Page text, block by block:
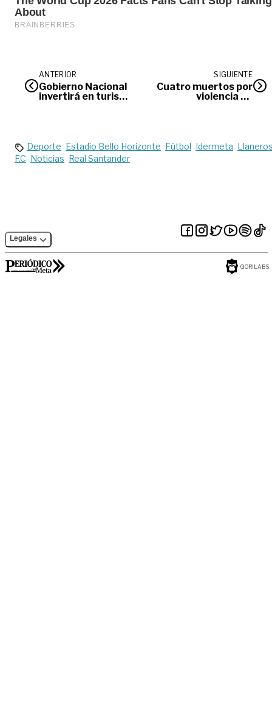
ANTERIOR
Gobierno Nacional
invertirá en turismo
SIGUIENTE
Cuatro muertos por
violencia en
Deporte Estadio Bello Horizonte Fútbol Idermeta
F.C Noticias Real Santander
Legales
GORILABS